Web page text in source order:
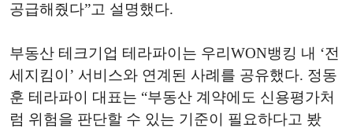
공급해줬다”고 설명했다.
부동산 테크기업 테라파이는 우리WON뱅킹 내 ‘전
세지킴이’ 서비스와 연계된 사례를 공유했다. 정동
훈 테라파이 대표는 “부동산 계약에도 신용평가처
럼 위험을 판단할 수 있는 기준이 필요하다고 봤